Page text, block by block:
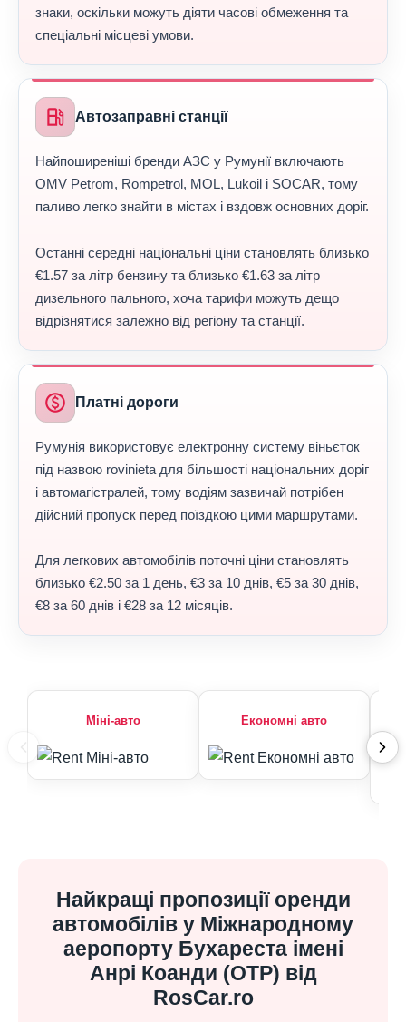
знаки, оскільки можуть діяти часові обмеження та
спеціальні місцеві умови.
local_gas_station Автозаправні станції
Найпоширеніші бренди АЗС у Румунії включають
OMV Petrom, Rompetrol, MOL, Lukoil і SOCAR, тому
паливо легко знайти в містах і вздовж основних доріг.
Останні середні національні ціни становлять близько
€1.57 за літр бензину та близько €1.63 за літр
дизельного пального, хоча тарифи можуть дещо
відрізнятися залежно від регіону та станції.
paid Платні дороги
Румунія використовує електронну систему віньєток
під назвою rovinieta для більшості національних доріг
і автомагістралей, тому водіям зазвичай потрібен
дійсний пропуск перед поїздкою цими маршрутами.
Для легкових автомобілів поточні ціни становлять
близько €2.50 за 1 день, €3 за 10 днів, €5 за 30 днів,
€8 за 60 днів і €28 за 12 місяців.
Міні-авто Економні авто
Найкращі пропозиції оренди
автомобілів у Міжнародному
аеропорту Бухареста імені
Анрі Коанди (OTP) від
RosCar.ro